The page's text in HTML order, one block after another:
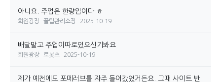
아니요. 주업은 한량입이다 ㅎ
회원광장 꿀팁관리소장 2025-10-19
배달말고 주업이따로있으신기봐요
회원광장 로봇츠 2025-10-19
제가 예전에도 포메러브를 자주 들어갔었거든요. 그때 사이트 반